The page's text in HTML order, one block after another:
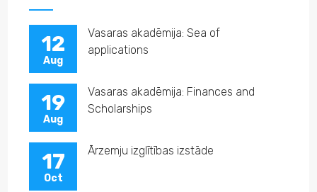
12
Aug
Vasaras akadēmija: Sea of
applications
19
Aug
Vasaras akadēmija: Finances and
Scholarships
17
Oct
Ārzemju izglītības izstāde